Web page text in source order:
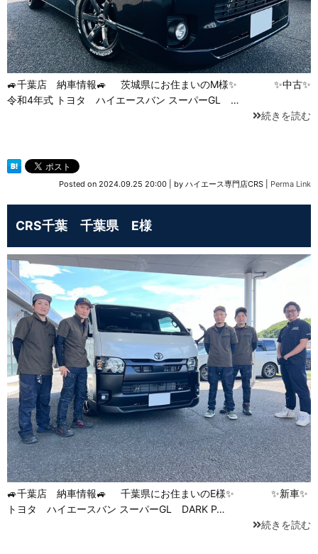
🚙千葉店 納車情報🚙 茨城県にお住まいのM様✨ ✨中古✨
令和4年式 トヨタ ハイエースバン スーパーGL …
続きを読む
Posted on 2024.09.25 20:00 by ハイエース専門店CRS Perma Link
CRS千葉 千葉県 E様
🚙千葉店 納車情報🚙 千葉県にお住まいのE様✨ ✨新車✨
トヨタ ハイエースバン スーパーGL DARK P…
続きを読む